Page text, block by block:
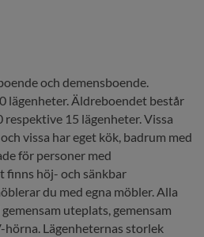
och demensboende.
lägenheter. Äldreboendet består
respektive 15 lägenheter. Vissa
vissa har eget kök, badrum med
för personer med
höj- och sänkbar
du med egna möbler. Alla
uteplats, gemensam
hörna. Lägenheternas storlek